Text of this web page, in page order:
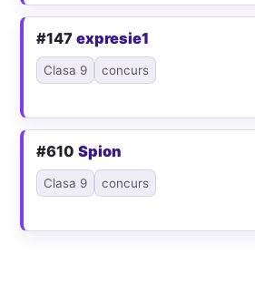
#147expresie1
Clasa 9 concurs
#610Spion
Clasa 9 concurs